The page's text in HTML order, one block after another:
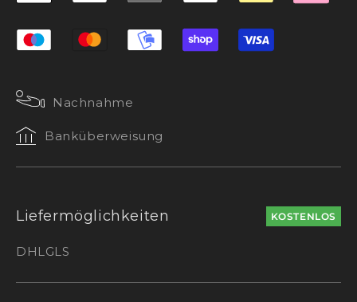
Nachnahme
Banküberweisung
Liefermöglichkeiten KOSTENLOS
DHLGLS